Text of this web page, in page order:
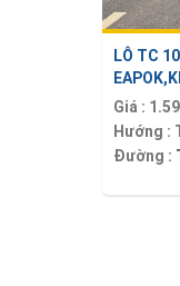
LÔ TC
Giá :
Hướng :
Đường :